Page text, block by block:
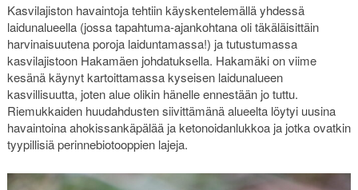
Kasvilajiston havaintoja tehtiin käyskentelemällä yhdessä
laidunalueella (jossa tapahtuma-ajankohtana oli täkäläisittäin
harvinaisuutena poroja laiduntamassa!) ja tutustumassa
kasvilajistoon Hakamäen johdatuksella. Hakamäki on viime
kesänä käynyt kartoittamassa kyseisen laidunalueen
kasvillisuutta, joten alue olikin hänelle ennestään jo tuttu.
Riemukkaiden huudahdusten siivittämänä alueelta löytyi uusina
havaintoina ahokissankäpälää ja ketonoidanlukkoa ja jotka ovatkin
tyypillisiä perinnebiotooppien lajeja.